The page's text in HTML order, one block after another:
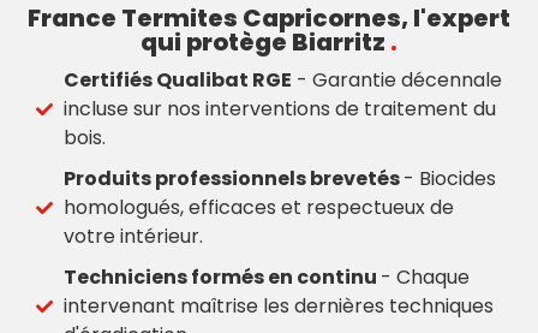
France Termites Capricornes, l'expert
qui protège Biarritz .
Certifiés Qualibat RGE - Garantie décennale
incluse sur nos interventions de traitement du
bois.
Produits professionnels brevetés- Biocides
homologués, efficaces et respectueux de
votre intérieur.
Techniciens formés en continu - Chaque
intervenant maîtrise les dernières techniques